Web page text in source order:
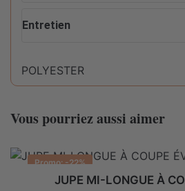
Entretien
POLYESTER
Composition 100%
Conseils d'entretien pour ce
Ne pas sécher en machine
Lavable en machine max
Vous pourriez aussi aimer
Promo: -22%
JUPE MI-LONGUE À